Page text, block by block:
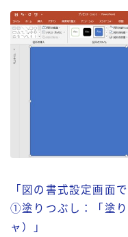
「図の書式設定画面で
①塗りつぶし：「塗
ャ）」